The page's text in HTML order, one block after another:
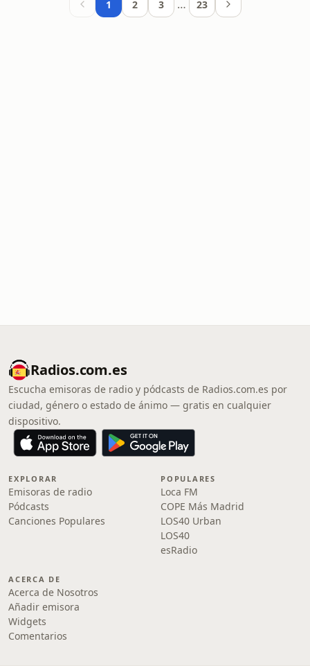
1 2 3 … 23
Radios.com.es
Escucha emisoras de radio y pódcasts de Radios.com.es por
ciudad, género o estado de ánimo — gratis en cualquier
dispositivo.
EXPLORAR
Emisoras de radio
Pódcasts
Canciones Populares
POPULARES
Loca FM
COPE Más Madrid
LOS40 Urban
LOS40
esRadio
ACERCA DE
Acerca de Nosotros
Añadir emisora
Widgets
Comentarios